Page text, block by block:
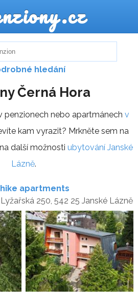
hledání
Černá Hora
penzionech nebo apartmánech v
kam vyrazit? Mrkněte sem na
další možnosti ubytování Janské
Lázně.
hike apartments
, Lyžařská 250, 542 25 Janské Lázně